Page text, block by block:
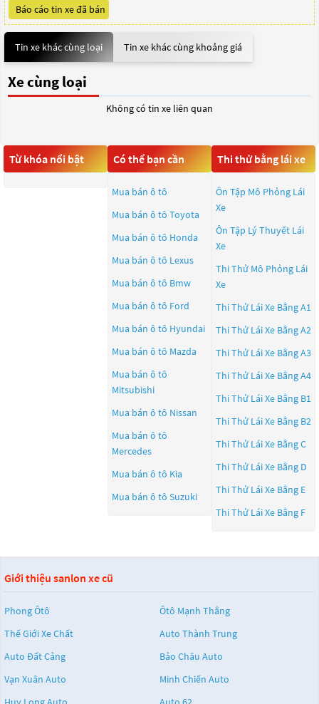
Báo cáo tin xe đã bán
Tin xe khác cùng loại Tin xe khác cùng khoảng giá
Xe cùng loại
Không có tin xe liên quan
Từ khóa nổi bật Có thể bạn cần
Mua bán ô tô
Mua bán ô tô Toyota
Mua bán ô tô Honda
Mua bán ô tô Lexus
Mua bán ô tô Bmw
Mua bán ô tô Ford
Mua bán ô tô Hyundai
Mua bán ô tô Mazda
Mua bán ô tô
Mitsubishi
Mua bán ô tô Nissan
Mua bán ô tô
Mercedes
Mua bán ô tô Kia
Mua bán ô tô Suzuki
Thi thử bằng lái xe
Ôn Tập Mô Phỏng Lái
Xe
Ôn Tập Lý Thuyết Lái
Xe
Thi Thử Mô Phỏng Lái
Xe
Thi Thử Lái Xe Bằng A1
Thi Thử Lái Xe Bằng A2
Thi Thử Lái Xe Bằng A3
Thi Thử Lái Xe Bằng A4
Thi Thử Lái Xe Bằng B1
Thi Thử Lái Xe Bằng B2
Thi Thử Lái Xe Bằng C
Thi Thử Lái Xe Bằng D
Thi Thử Lái Xe Bằng E
Thi Thử Lái Xe Bằng F
Giới thiệu sanlon xe cũ
Phong Ôtô
Ôtô Mạnh Thắng
Thế Giới Xe Chất
Auto Thành Trung
Auto Đất Cảng
Bảo Châu Auto
Vạn Xuân Auto
Minh Chiến Auto